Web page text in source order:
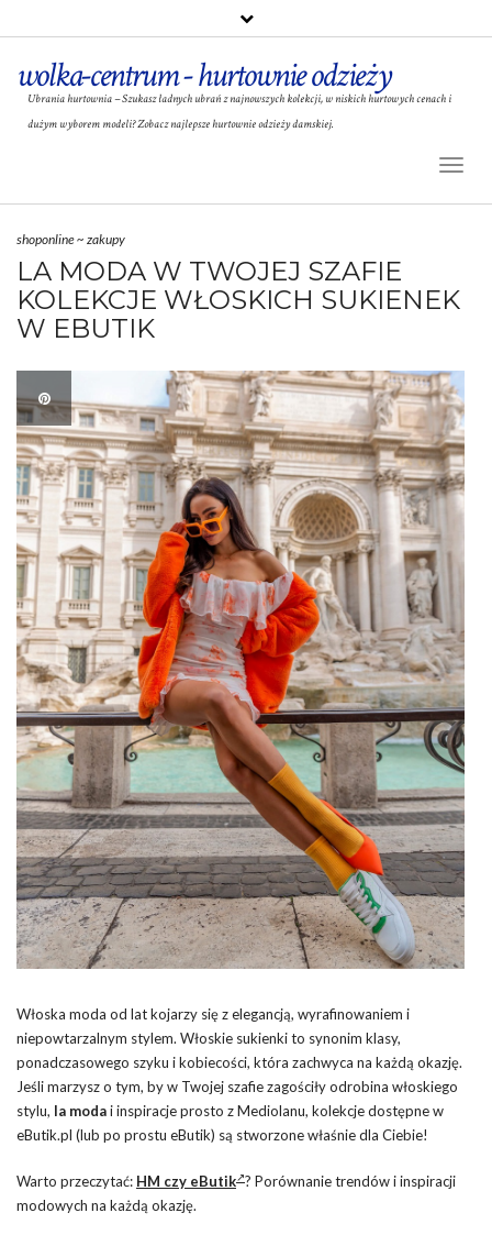
wolka-centrum - hurtownie odzieży
Ubrania hurtownia – Szukasz ładnych ubrań z najnowszych kolekcji, w niskich hurtowych cenach i
dużym wyborem modeli? Zobacz najlepsze hurtownie odzieży damskiej.
shoponline~ zakupy
LA MODA W TWOJEJ SZAFIE
KOLEKCJE WŁOSKICH SUKIENEK
W EBUTIK
Włoska moda od lat kojarzy się z elegancją, wyrafinowaniem i
niepowtarzalnym stylem. Włoskie sukienki to synonim klasy,
ponadczasowego szyku i kobiecości, która zachwyca na każdą okazję.
Jeśli marzysz o tym, by w Twojej szafie zagościły odrobina włoskiego
stylu, la modai inspiracje prosto z Mediolanu, kolekcje dostępne w
eButik.pl (lub po prostu eButik) są stworzone właśnie dla Ciebie!
Warto przeczytać: HM czy eButik ? Porównanie trendów i inspiracji
modowych na każdą okazję.